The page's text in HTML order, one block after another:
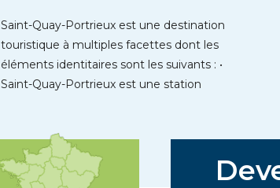
Saint-Quay-Portrieux est une destination
touristique à multiples facettes dont les
éléments identitaires sont les suivants : •
Saint-Quay-Portrieux est une station